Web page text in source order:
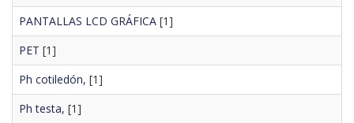
PANTALLAS LCD GRÁFICA [1]
PET [1]
Ph cotiledón, [1]
Ph testa, [1]